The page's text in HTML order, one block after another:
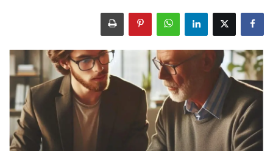
اقتصاد
علوم وتكنولوجيا
رياضة
فيديو
حياة